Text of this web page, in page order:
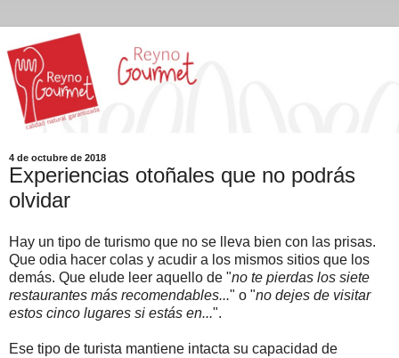
4 de octubre de 2018
Experiencias otoñales que no podrás
olvidar
Hay un tipo de turismo que no se lleva bien con las prisas.
Que odia hacer colas y acudir a los mismos sitios que los
demás. Que elude leer aquello de "no te pierdas los siete
restaurantes más recomendables..." o "no dejes de visitar
estos cinco lugares si estás en...".
Ese tipo de turista mantiene intacta su capacidad de